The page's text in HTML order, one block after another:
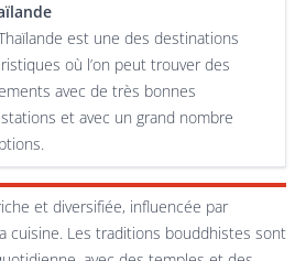
est une des destinations
où l’on peut trouver des
avec de très bonnes
et avec un grand nombre
et diversifiée, influencée par
cuisine. Les traditions bouddhistes sont